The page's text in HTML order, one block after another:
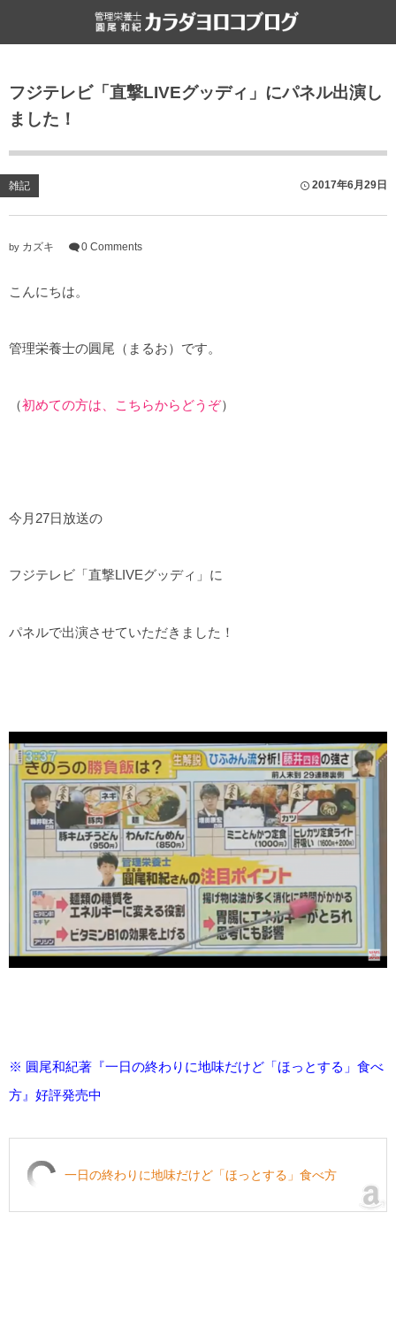
フジテレビ「直撃LIVEグッディ」にパネル出演し
ました！
雑記 2017年6月29日
by カズキ 0 Comments
こんにちは。
管理栄養士の圓尾（まるお）です。
（初めての方は、こちらからどうぞ）
今月27日放送の
フジテレビ「直撃LIVEグッディ」に
パネルで出演させていただきました！
※ 圓尾和紀著『一日の終わりに地味だけど「ほっとする」食べ
方』好評発売中
一日の終わりに地味だけど「ほっとする」食べ方
栄養・食・健康
食文化
ライフハック